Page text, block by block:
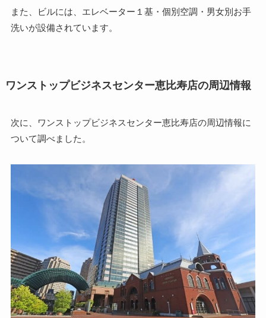
また、ビルには、エレベーター１基・個別空調・男女別お手
洗いが設備されています。
ワンストップビジネスセンター恵比寿店の周辺情報
次に、ワンストップビジネスセンター恵比寿店の周辺情報に
ついて調べました。